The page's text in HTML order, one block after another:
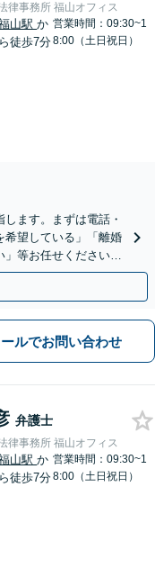
律事務所 福山オフィス
山駅か
ら徒歩7分
営業時間：09:30~1
8:00（土日祝日）
ます。まずは電話・
希望している」「離婚
」等お任せください。
ールでお問い合わせ
弁護士
律事務所 福山オフィス
山駅か
ら徒歩7分
営業時間：09:30~1
8:00（土日祝日）